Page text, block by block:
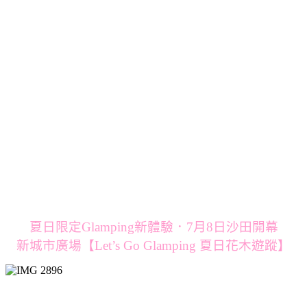
夏日限定Glamping新體驗．7月8日沙田開幕
新城市廣場【Let’s Go Glamping 夏日花木遊蹤】